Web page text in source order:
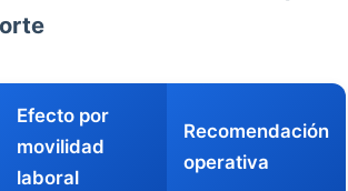
Efecto por
movilidad
laboral
Recomendación
operativa